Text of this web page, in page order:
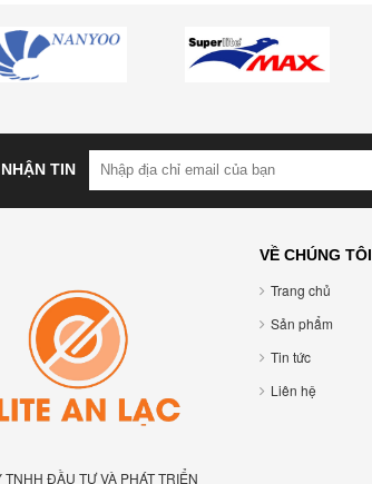
TIN
TNHH ĐẦU TƯ VÀ PHÁT TRIỂN
VỀ CHÚNG TÔI
Trang chủ
Sản phẩm
Tin tức
Liên hệ